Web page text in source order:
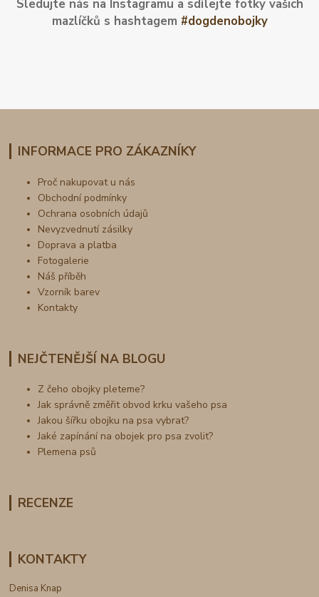
Sledujte nás na Instagramu a sdílejte fotky vašich
mazlíčků s hashtagem #dogdenobojky
INFORMACE PRO ZÁKAZNÍKY
Proč nakupovat u nás
Obchodní podmínky
Ochrana osobních údajů
Nevyzvednutí zásilky
Doprava a platba
Fotogalerie
Náš příběh
Vzorník barev
Kontakty
NEJČTENĚJŠÍ NA BLOGU
Z čeho obojky pleteme?
Jak správně změřit obvod krku vašeho psa
Jakou šířku obojku na psa vybrat?
Jaké zapínání na obojek pro psa zvolit?
Plemena psů
RECENZE
KONTAKTY
Denisa Knap